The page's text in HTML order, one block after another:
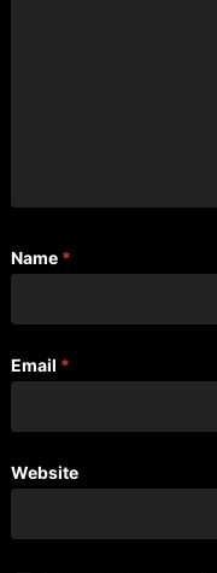
Name *
Email *
Website